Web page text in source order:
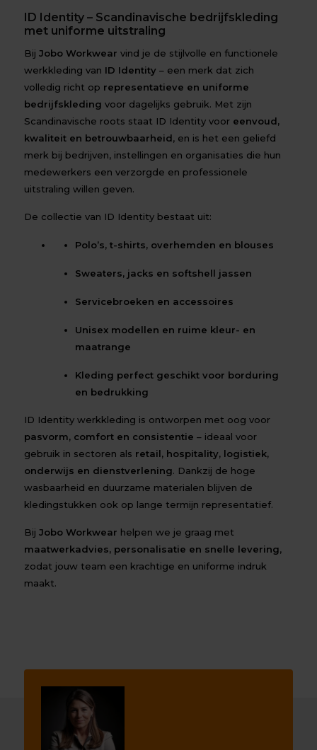
ID Identity – Scandinavische bedrijfskleding
met uniforme uitstraling
BijJobo Workwear vind je de stijlvolle en functionele
werkkleding van ID Identity – een merk dat zich
volledig richt op representatieve en uniforme
bedrijfskleding voor dagelijks gebruik. Met zijn
Scandinavische roots staat ID Identity voor eenvoud,
kwaliteit en betrouwbaarheid, en is het een geliefd
merk bij bedrijven, instellingen en organisaties die hun
medewerkers een verzorgde en professionele
uitstraling willen geven.
De collectie van ID Identity bestaat uit:
Polo’s, t-shirts, overhemden en blouses
Sweaters, jacks en softshell jassen
Servicebroeken en accessoires
Unisex modellen en ruime kleur- en
maatrange
Kleding perfect geschikt voor borduring
en bedrukking
ID Identity werkkleding is ontworpen met oog voor
pasvorm, comfort en consistentie – ideaal voor
gebruik in sectoren als retail, hospitality, logistiek,
onderwijs en dienstverlening. Dankzij de hoge
wasbaarheid en duurzame materialen blijven de
kledingstukken ook op lange termijn representatief.
BijJobo Workwear helpen we je graag met
maatwerkadvies, personalisatie en snelle levering,
zodat jouw team een krachtige en uniforme indruk
maakt.